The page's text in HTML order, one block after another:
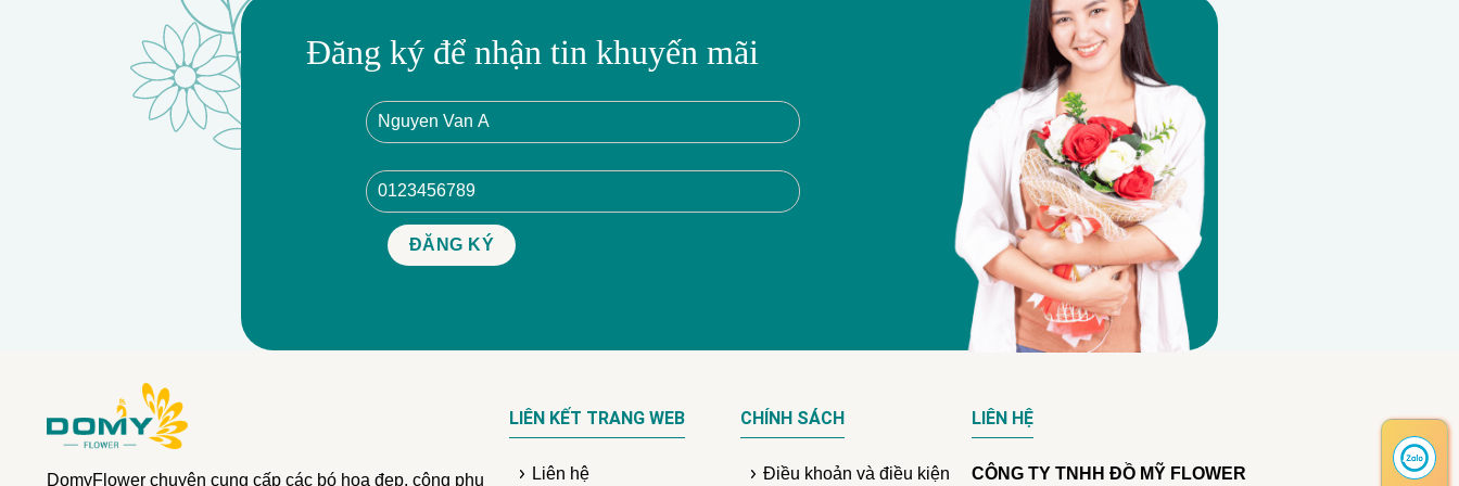
Đăng ký để nhận tin khuyến mãi
DomyFlower chuyên cung cấp các bó hoa đẹp, công phu
LIÊN KẾT TRANG WEB
Liên hệ
CHÍNH SÁCH
Điều khoản và điều kiện
LIÊN HỆ
CÔNG TY TNHH ĐỒ MỸ FLOWER